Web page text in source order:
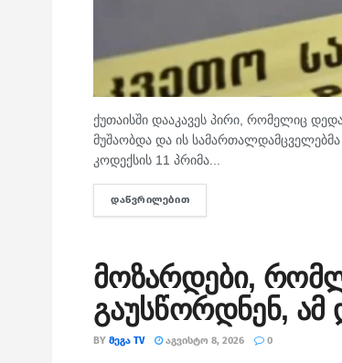
ქუთაისში დააკავეს პირი, რომელიც
მუშაობდა და ის
კოდექსის 11 პრიმა...
ᲓᲐᲬᲕᲠᲘᲚᲔᲑᲘᲗ
მოზარდები,
გაუსწორდნენ, ამ
BY ᲛᲔᲒᲐ TV ᲐᲒᲕᲘᲡᲢᲝ 8, 2026 0